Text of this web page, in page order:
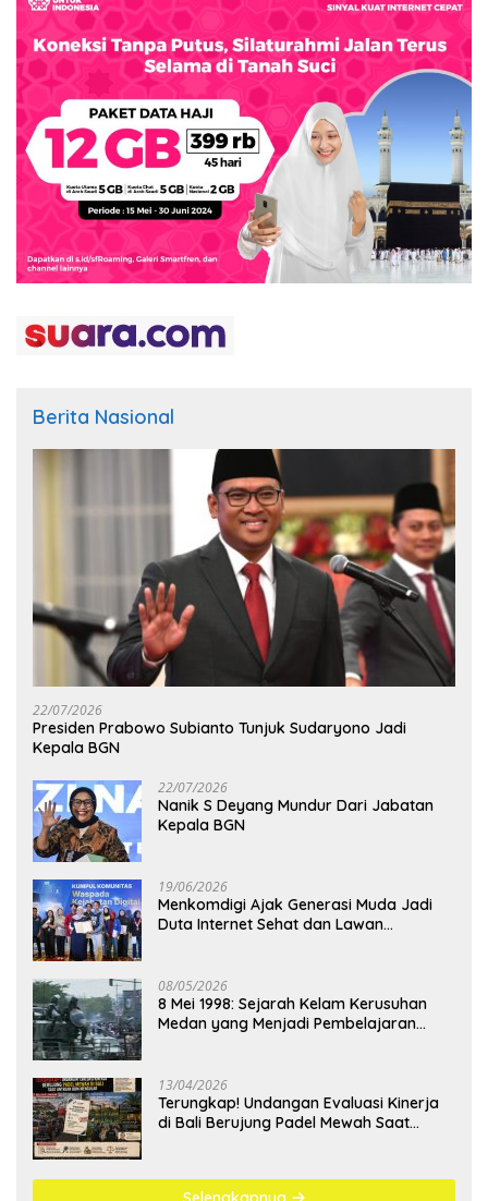
Berita Nasional
22/07/2026
Presiden Prabowo Subianto Tunjuk Sudaryono Jadi
Kepala BGN
22/07/2026
Nanik S Deyang Mundur Dari Jabatan
Kepala BGN
19/06/2026
Menkomdigi Ajak Generasi Muda Jadi
Duta Internet Sehat dan Lawan
08/05/2026
8 Mei 1998: Sejarah Kelam Kerusuhan
Medan yang Menjadi Pembelajaran
13/04/2026
Terungkap! Undangan Evaluasi Kinerja
di Bali Berujung Padel Mewah Saat